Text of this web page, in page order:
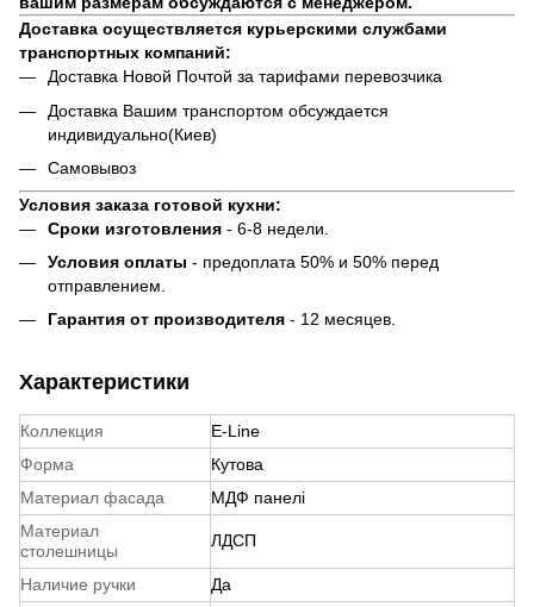
Доставка осуществляется курьерскими службами
транспортных компаний:
Доставка Новой Почтой за тарифами перевозчика
Доставка Вашим транспортом обсуждается
индивидуально(Киев)
Самовывоз
Условия заказа готовой кухни:
Сроки изготовления - 6-8 недели.
Условия оплаты - предоплата 50% и 50% перед
отправлением.
Гарантия от производителя - 12 месяцев.
Характеристики
Коллекция
E-Line
Форма
Кутова
Материал фасада
МДФ панелі
Материал
столешницы
ЛДСП
Наличие ручки
Да